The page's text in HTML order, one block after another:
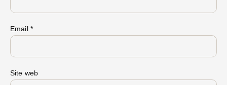
Email *
Site web